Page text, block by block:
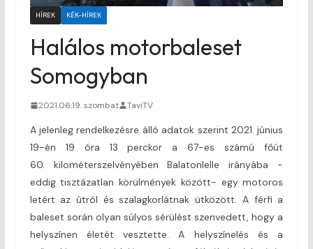
HÍREK KÉK-HÍREK
Halálos motorbaleset
Somogyban
2021.06.19. szombat TaviTV
A jelenleg rendelkezésre álló adatok szerint 2021. június
19-én 19 óra 13 perckor a 67-es számú főút
60. kilométerszelvényében Balatonlelle irányába -
eddig tisztázatlan körülmények között- egy motoros
letért az útról és szalagkorlátnak ütközött. A férfi a
baleset során olyan súlyos sérülést szenvedett, hogy a
helyszínen életét vesztette. A helyszínelés és a